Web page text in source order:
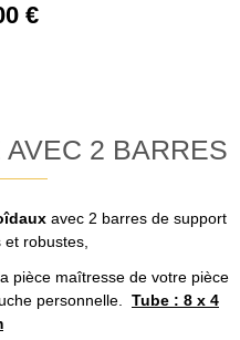
€
2 BARRES
avec 2 barres de support
et robustes,
pièce maîtresse de votre pièce
personnelle. Tube : 8 x 4